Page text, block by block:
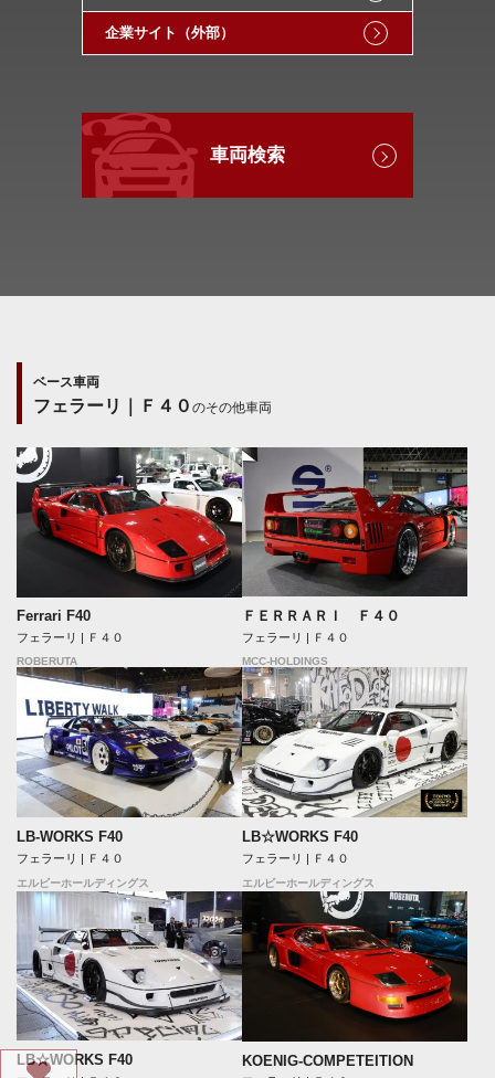
企業サイト（外部）
車両検索
ベース車両
フェラーリ｜Ｆ４０ のその他車両
Ferrari F40
フェラーリ | Ｆ４０
ROBERUTA
ＦＥＲＲＡＲＩ Ｆ４０
フェラーリ | Ｆ４０
MCC-HOLDINGS
LB-WORKS F40
フェラーリ | Ｆ４０
エルビーホールディングス
LB☆WORKS F40
フェラーリ | Ｆ４０
エルビーホールディングス
LB☆WORKS F40 KOENIG-COMPETEITION